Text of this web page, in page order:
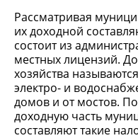
Рассматривая
их доходной
состоит из
местных лицензий.
хозяйства
электро- и
домов и от мостов.
доходную часть
составляют такие